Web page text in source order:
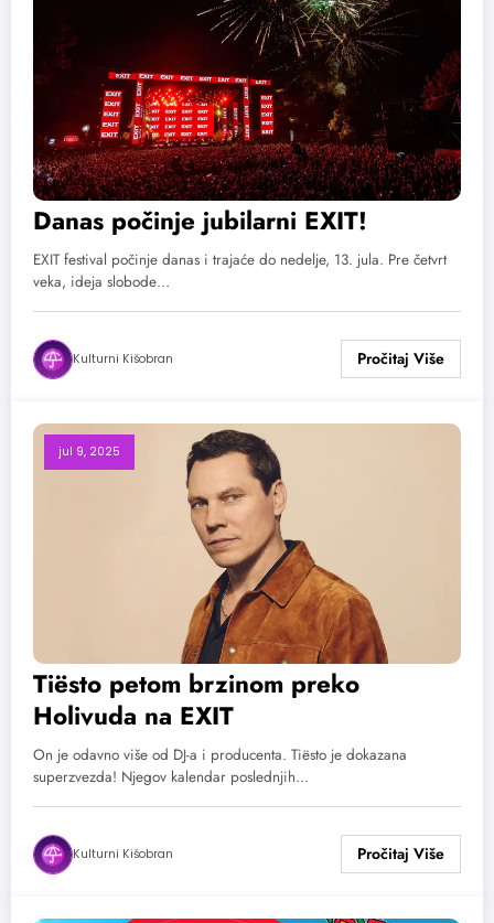
Danas počinje jubilarni EXIT!
EXIT festival počinje danas i trajaće do nedelje, 13. jula. Pre četvrt
veka, ideja slobode…
Kulturni Kišobran
jul 9, 2025
Tiësto petom brzinom preko
Holivuda na EXIT
On je odavno više od DJ-a i producenta. Tiësto je dokazana
superzvezda! Njegov kalendar poslednjih…
Kulturni Kišobran